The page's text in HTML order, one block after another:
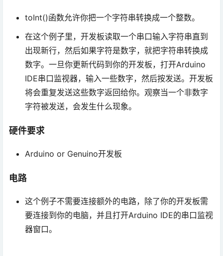
toInt()函数允许你把一个字符串转换成一个整数。
在这个例子里，开发板读取一个串口输入字符串直到
出现新行，然后如果字符是数字，就把字符串转换成
数字。一旦你更新代码到你的开发板，打开Arduino
IDE串口监视器，输入一些数字，然后按发送。开发板
将会重复发送这些数字返回给你。观察当一个非数字
字符被发送，会发生什么现象。
硬件要求
Arduino or Genuino开发板
电路
这个例子不需要连接额外的电路，除了你的开发板需
要连接到你的电脑，并且打开Arduino IDE的串口监视
器窗口。